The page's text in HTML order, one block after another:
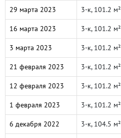
29 марта 2023 3-к, 101.2 м²
16 марта 2023 3-к, 101.2 м²
3 марта 2023 3-к, 101.2 м²
21 февраля 2023 3-к, 101.2 м²
12 февраля 2023 3-к, 101.2 м²
1 февраля 2023 3-к, 101.2 м²
6 декабря 2022 3-к, 104.5 м²